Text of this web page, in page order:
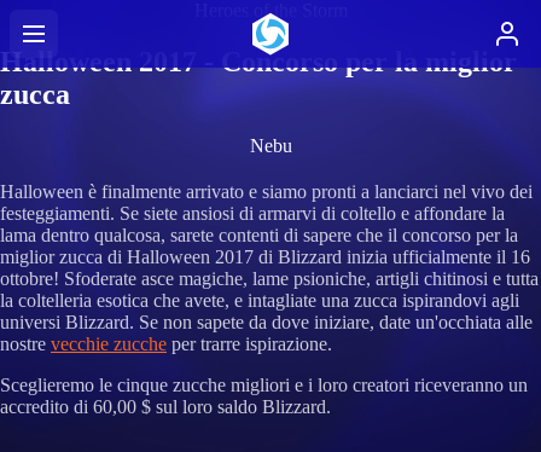
Heroes of the Storm
Halloween 2017 - Concorso per la miglior
zucca
Nebu
Halloween è finalmente arrivato e siamo pronti a lanciarci nel vivo dei
festeggiamenti. Se siete ansiosi di armarvi di coltello e affondare la
lama dentro qualcosa, sarete contenti di sapere che il concorso per la
miglior zucca di Halloween 2017 di Blizzard inizia ufficialmente il 16
ottobre! Sfoderate asce magiche, lame psioniche, artigli chitinosi e tutta
la coltelleria esotica che avete, e intagliate una zucca ispirandovi agli
universi Blizzard. Se non sapete da dove iniziare, date un'occhiata alle
nostre vecchie zucche per trarre ispirazione.
Sceglieremo le cinque zucche migliori e i loro creatori riceveranno un
accredito di 60,00 $ sul loro saldo Blizzard.